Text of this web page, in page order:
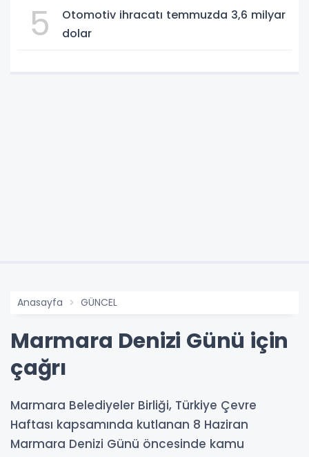
5
Otomotiv ihracatı temmuzda 3,6 milyar
dolar
Anasayfa GÜNCEL
Marmara Denizi Günü için
çağrı
Marmara Belediyeler Birliği, Türkiye Çevre
Haftası kapsamında kutlanan 8 Haziran
Marmara Denizi Günü öncesinde kamu